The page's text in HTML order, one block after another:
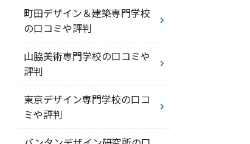
町田デザイン＆建築専門学校
の口コミや評判
山脇美術専門学校の口コミや
評判
東京デザイン専門学校の口コ
ミや評判